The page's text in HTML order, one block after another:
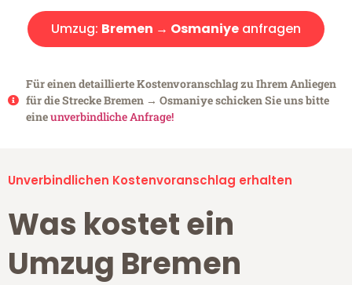
Umzug: Bremen → Osmaniye anfragen
Für einen detaillierte Kostenvoranschlag zu Ihrem Anliegen
für die Strecke Bremen → Osmaniye schicken Sie uns bitte
eineunverbindliche Anfrage!
Unverbindlichen Kostenvoranschlag erhalten
Was kostet ein
Umzug Bremen